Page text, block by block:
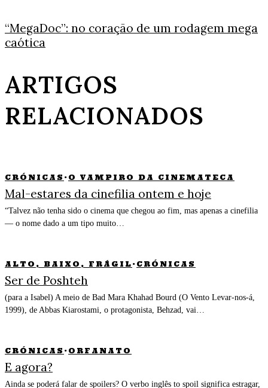
“MegaDoc”: no coração de um rodagem mega
caótica
ARTIGOS
RELACIONADOS
CRÓNICAS · O VAMPIRO DA CINEMATECA
Mal-estares da cinefilia ontem e hoje
“Talvez não tenha sido o cinema que chegou ao fim, mas apenas a cinefilia
— o nome dado a um tipo muito…
ALTO, BAIXO, FRÁGIL · CRÓNICAS
Ser de Poshteh
(para a Isabel) A meio de Bad Mara Khahad Bourd (O Vento Levar-nos-á,
1999), de Abbas Kiarostami, o protagonista, Behzad, vai…
CRÓNICAS · ORFANATO
E agora?
Ainda se poderá falar de spoilers? O verbo inglês to spoil significa estragar,